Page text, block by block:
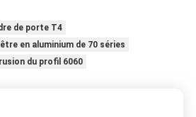
de porte T4
en aluminium de 70 séries
du profil 6060